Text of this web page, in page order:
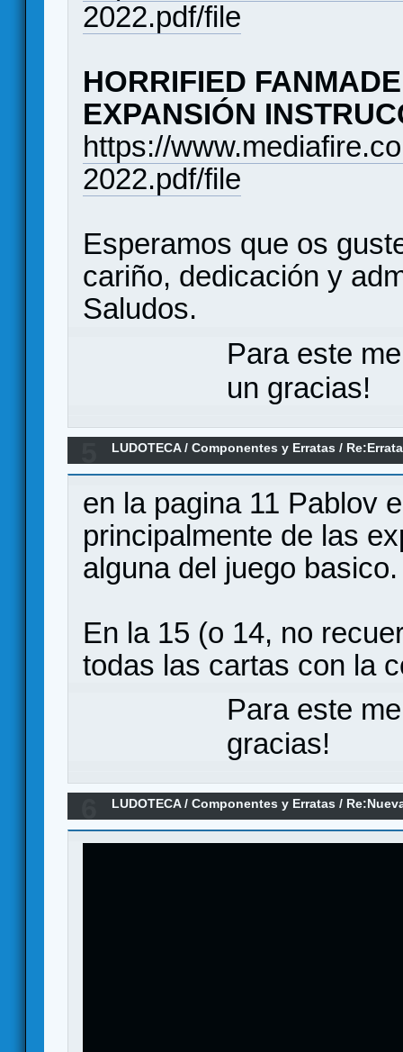
2022.pdf/file
HORRIFIED
EXPANSIÓN
https://
2022.pdf/file
Esperamos que os
cariño, dedicación y
Saludos.
Para este
un gracias!
LUDOTECA/Componentes y Erratas /
en la pagina 11 Pablov
principalmente de las
alguna del juego basico.
En la 15 (o 14, no
todas las cartas con la
Para este
gracias!
LUDOTECA/Componentes y Erratas /